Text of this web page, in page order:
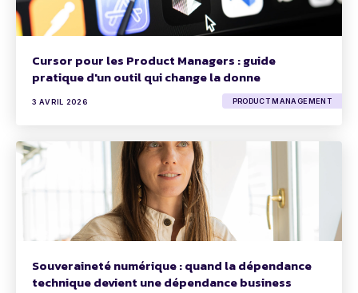
Cursor pour les Product Managers : guide
pratique d'un outil qui change la donne
3 AVRIL 2026 PRODUCT MANAGEMENT
Souveraineté numérique : quand la dépendance
technique devient une dépendance business